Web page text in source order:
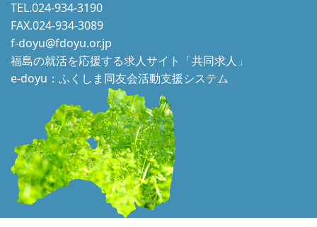
TEL.024-934-3190
FAX.024-934-3089
f-doyu@fdoyu.or.jp
福島の就活を応援する求人サイト「共同求人」
e-doyu：ふくしま同友会活動支援システム